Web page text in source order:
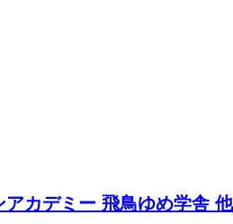
アカデミー 飛鳥ゆめ学舎 他